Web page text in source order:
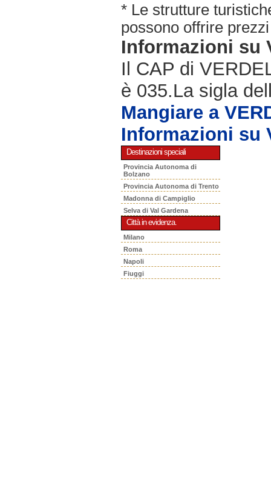
* Le strutture
possono offrire
Informazioni su
Il CAP di
è 035.La sigla
Mangiare a
Informazioni su
Destinazioni speciali
Provincia Autonoma di
Bolzano
Provincia Autonoma di Trento
Madonna di Campiglio
Selva di Val Gardena
Città in evidenza.
Milano
Roma
Napoli
Fiuggi